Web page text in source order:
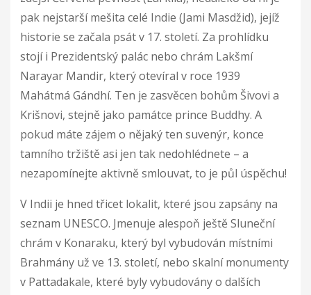
pak nejstarší mešita celé Indie (Jami Masdžid), jejíž
historie se začala psát v 17. století. Za prohlídku
stojí i Prezidentský palác nebo chrám Lakšmí
Narayar Mandir, který otevíral v roce 1939
Mahátmá Gándhí. Ten je zasvěcen bohům Šivovi a
Krišnovi, stejně jako památce prince Buddhy. A
pokud máte zájem o nějaký ten suvenýr, konce
tamního tržiště asi jen tak nedohlédnete – a
nezapomínejte aktivně smlouvat, to je půl úspěchu!
V Indii je hned třicet lokalit, které jsou zapsány na
seznam UNESCO. Jmenuje alespoň ještě Sluneční
chrám v Konaraku, který byl vybudován místními
Brahmány už ve 13. století, nebo skalní monumenty
v Pattadakale, které byly vybudovány o dalších